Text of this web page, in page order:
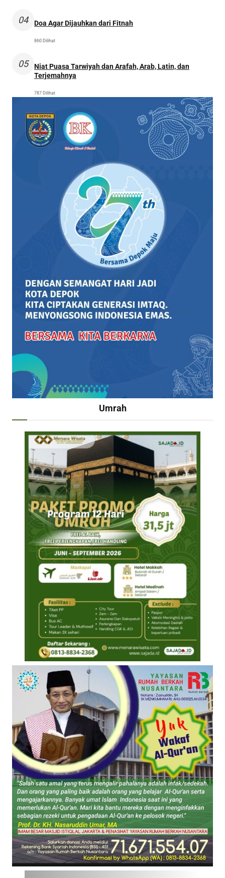
04 Doa Agar Dijauhkan dari Fitnah
860 Dilihat
05
Niat Puasa Tarwiyah dan Arafah, Arab, Latin, dan
Terjemahnya
787 Dilihat
Umrah